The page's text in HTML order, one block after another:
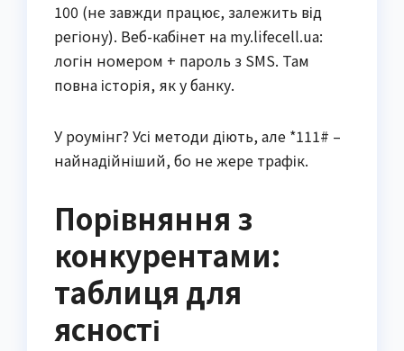
100 (не завжди працює, залежить від
регіону). Веб-кабінет на my.lifecell.ua:
логін номером + пароль з SMS. Там
повна історія, як у банку.
У роумінг? Усі методи діють, але *111# –
найнадійніший, бо не жере трафік.
Порівняння з
конкурентами:
таблиця для
ясності